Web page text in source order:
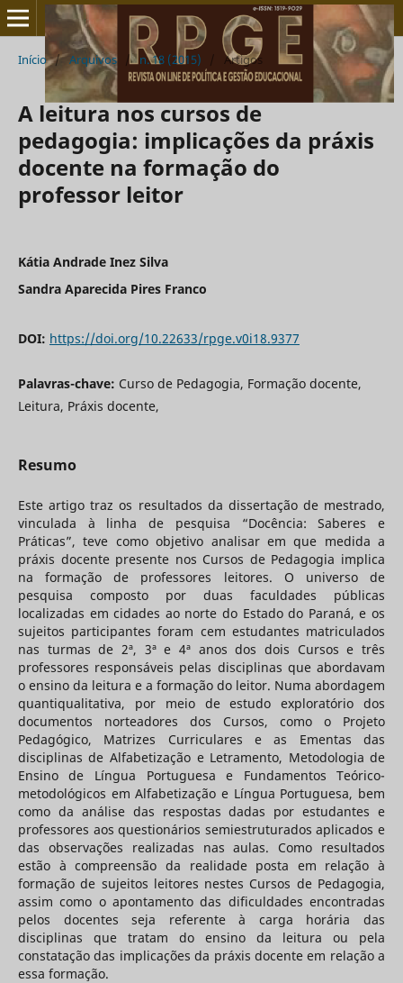
Início / Arquivos / n. 18 (2015) / Artigos
A leitura nos cursos de
pedagogia: implicações da práxis
docente na formação do
professor leitor
Kátia Andrade Inez Silva
Sandra Aparecida Pires Franco
DOI: https://doi.org/10.22633/rpge.v0i18.9377
Palavras-chave: Curso de Pedagogia, Formação docente,
Leitura, Práxis docente,
Resumo
Este artigo traz os resultados da dissertação de mestrado,
vinculada à linha de pesquisa “Docência: Saberes e
Práticas”, teve como objetivo analisar em que medida a
práxis docente presente nos Cursos de Pedagogia implica
na formação de professores leitores. O universo de
pesquisa composto por duas faculdades públicas
localizadas em cidades ao norte do Estado do Paraná, e os
sujeitos participantes foram cem estudantes matriculados
nas turmas de 2ª, 3ª e 4ª anos dos dois Cursos e três
professores responsáveis pelas disciplinas que abordavam
o ensino da leitura e a formação do leitor. Numa abordagem
quantiqualitativa, por meio de estudo exploratório dos
documentos norteadores dos Cursos, como o Projeto
Pedagógico, Matrizes Curriculares e as Ementas das
disciplinas de Alfabetização e Letramento, Metodologia de
Ensino de Língua Portuguesa e Fundamentos Teórico-
metodológicos em Alfabetização e Língua Portuguesa, bem
como da análise das respostas dadas por estudantes e
professores aos questionários semiestruturados aplicados e
das observações realizadas nas aulas. Como resultados
estão à compreensão da realidade posta em relação à
formação de sujeitos leitores nestes Cursos de Pedagogia,
assim como o apontamento das dificuldades encontradas
pelos docentes seja referente à carga horária das
disciplinas que tratam do ensino da leitura ou pela
constatação das implicações da práxis docente em relação a
essa formação.